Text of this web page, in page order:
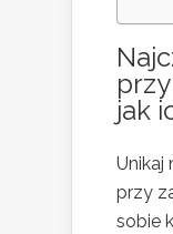
jak
Unikaj
przy
sobie